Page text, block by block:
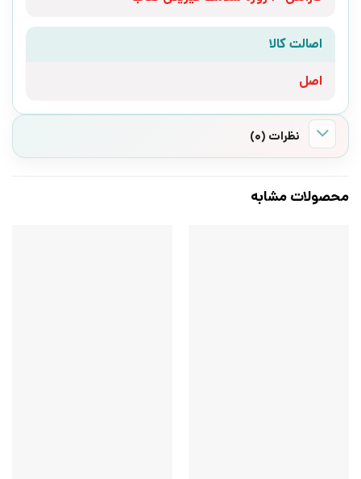
اصالت کالا
اصل
نظرات (0)
محصولات مشابه